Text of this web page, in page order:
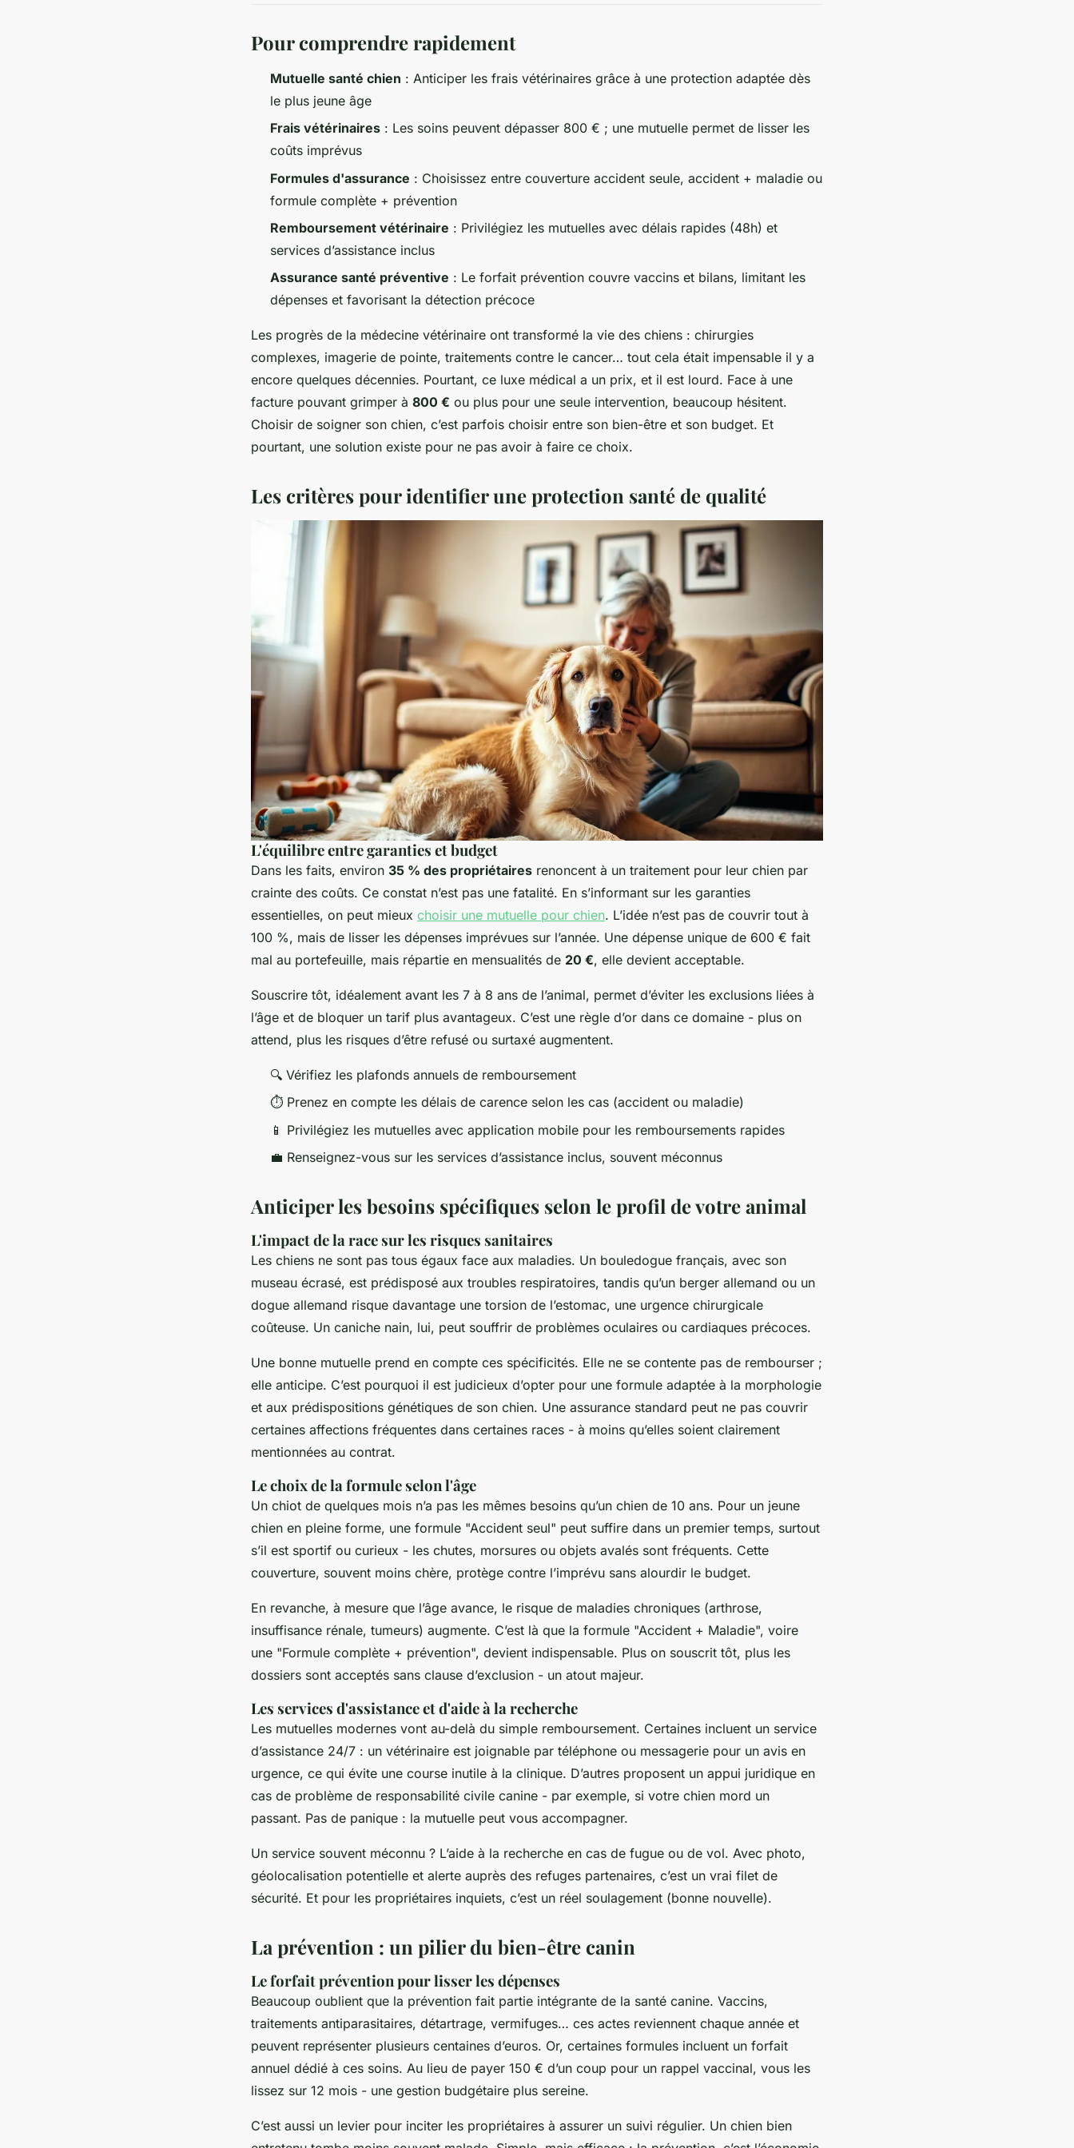
Pour comprendre rapidement
Mutuelle santé chien : Anticiper les frais vétérinaires grâce à une protection adaptée dès
le plus jeune âge
Frais vétérinaires : Les soins peuvent dépasser 800 € ; une mutuelle permet de lisser les
coûts imprévus
Formules d'assurance : Choisissez entre couverture accident seule, accident + maladie ou
formule complète + prévention
Remboursement vétérinaire : Privilégiez les mutuelles avec délais rapides (48h) et
services d’assistance inclus
Assurance santé préventive : Le forfait prévention couvre vaccins et bilans, limitant les
dépenses et favorisant la détection précoce
Les progrès de la médecine vétérinaire ont transformé la vie des chiens : chirurgies
complexes, imagerie de pointe, traitements contre le cancer… tout cela était impensable il y a
encore quelques décennies. Pourtant, ce luxe médical a un prix, et il est lourd. Face à une
facture pouvant grimper à 800 € ou plus pour une seule intervention, beaucoup hésitent.
Choisir de soigner son chien, c’est parfois choisir entre son bien-être et son budget. Et
pourtant, une solution existe pour ne pas avoir à faire ce choix.
Les critères pour identifier une protection santé de qualité
L'équilibre entre garanties et budget
Dans les faits, environ 35 % des propriétaires renoncent à un traitement pour leur chien par
crainte des coûts. Ce constat n’est pas une fatalité. En s’informant sur les garanties
essentielles, on peut mieux choisir une mutuelle pour chien. L’idée n’est pas de couvrir tout à
100 %, mais de lisser les dépenses imprévues sur l’année. Une dépense unique de 600 € fait
mal au portefeuille, mais répartie en mensualités de 20 €, elle devient acceptable.
Souscrire tôt, idéalement avant les 7 à 8 ans de l’animal, permet d’éviter les exclusions liées à
l’âge et de bloquer un tarif plus avantageux. C’est une règle d’or dans ce domaine - plus on
attend, plus les risques d’être refusé ou surtaxé augmentent.
🔍 Vérifiez les plafonds annuels de remboursement
⏱️ Prenez en compte les délais de carence selon les cas (accident ou maladie)
📱 Privilégiez les mutuelles avec application mobile pour les remboursements rapides
💼 Renseignez-vous sur les services d’assistance inclus, souvent méconnus
Anticiper les besoins spécifiques selon le profil de votre animal
L'impact de la race sur les risques sanitaires
Les chiens ne sont pas tous égaux face aux maladies. Un bouledogue français, avec son
museau écrasé, est prédisposé aux troubles respiratoires, tandis qu’un berger allemand ou un
dogue allemand risque davantage une torsion de l’estomac, une urgence chirurgicale
coûteuse. Un caniche nain, lui, peut souffrir de problèmes oculaires ou cardiaques précoces.
Une bonne mutuelle prend en compte ces spécificités. Elle ne se contente pas de rembourser ;
elle anticipe. C’est pourquoi il est judicieux d’opter pour une formule adaptée à la morphologie
et aux prédispositions génétiques de son chien. Une assurance standard peut ne pas couvrir
certaines affections fréquentes dans certaines races - à moins qu’elles soient clairement
mentionnées au contrat.
Le choix de la formule selon l'âge
Un chiot de quelques mois n’a pas les mêmes besoins qu’un chien de 10 ans. Pour un jeune
chien en pleine forme, une formule "Accident seul" peut suffire dans un premier temps, surtout
s’il est sportif ou curieux - les chutes, morsures ou objets avalés sont fréquents. Cette
couverture, souvent moins chère, protège contre l’imprévu sans alourdir le budget.
En revanche, à mesure que l’âge avance, le risque de maladies chroniques (arthrose,
insuffisance rénale, tumeurs) augmente. C’est là que la formule "Accident + Maladie", voire
une "Formule complète + prévention", devient indispensable. Plus on souscrit tôt, plus les
dossiers sont acceptés sans clause d’exclusion - un atout majeur.
Les services d'assistance et d'aide à la recherche
Les mutuelles modernes vont au-delà du simple remboursement. Certaines incluent un service
d’assistance 24/7 : un vétérinaire est joignable par téléphone ou messagerie pour un avis en
urgence, ce qui évite une course inutile à la clinique. D’autres proposent un appui juridique en
cas de problème de responsabilité civile canine - par exemple, si votre chien mord un
passant. Pas de panique : la mutuelle peut vous accompagner.
Un service souvent méconnu ? L’aide à la recherche en cas de fugue ou de vol. Avec photo,
géolocalisation potentielle et alerte auprès des refuges partenaires, c’est un vrai filet de
sécurité. Et pour les propriétaires inquiets, c’est un réel soulagement (bonne nouvelle).
La prévention : un pilier du bien-être canin
Le forfait prévention pour lisser les dépenses
Beaucoup oublient que la prévention fait partie intégrante de la santé canine. Vaccins,
traitements antiparasitaires, détartrage, vermifuges… ces actes reviennent chaque année et
peuvent représenter plusieurs centaines d’euros. Or, certaines formules incluent un forfait
annuel dédié à ces soins. Au lieu de payer 150 € d’un coup pour un rappel vaccinal, vous les
lissez sur 12 mois - une gestion budgétaire plus sereine.
C’est aussi un levier pour inciter les propriétaires à assurer un suivi régulier. Un chien bien